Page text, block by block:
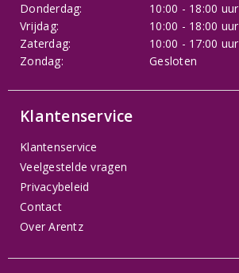
Donderdag:
10:00 - 18:00 uur
Vrijdag:
10:00 - 18:00 uur
Zaterdag:
10:00 - 17:00 uur
Zondag:
Gesloten
Klantenservice
Klantenservice
Veelgestelde vragen
Privacybeleid
Contact
Over Arentz